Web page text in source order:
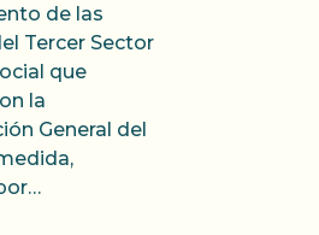
de las
Tercer Sector
que
la
General del